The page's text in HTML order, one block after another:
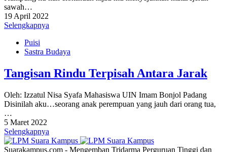
sawah…
19 April 2022
Selengkapnya
Puisi
Sastra Budaya
Tangisan Rindu Terpisah Antara Jarak
Oleh: Izzatul Nisa Syafa Mahasiswa UIN Imam Bonjol Padang
Disinilah aku…seorang anak perempuan yang jauh dari orang tua,
…
5 Maret 2022
Selengkapnya
Suarakampus.com - Mengemban Tridarma Perguruan Tinggi dan